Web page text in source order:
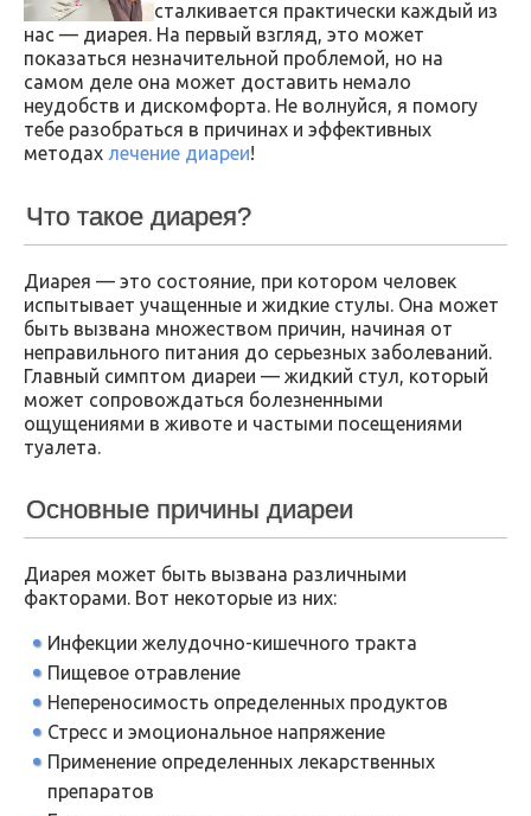
сталкивается практически каждый из
нас — диарея. На первый взгляд, это может
показаться незначительной проблемой, но на
самом деле она может доставить немало
неудобств и дискомфорта. Не волнуйся, я помогу
тебе разобраться в причинах и эффективных
методах лечение диареи!
Что такое диарея?
Диарея — это состояние, при котором человек
испытывает учащенные и жидкие стулы. Она может
быть вызвана множеством причин, начиная от
неправильного питания до серьезных заболеваний.
Главный симптом диареи — жидкий стул, который
может сопровождаться болезненными
ощущениями в животе и частыми посещениями
туалета.
Основные причины диареи
Диарея может быть вызвана различными
факторами. Вот некоторые из них:
Инфекции желудочно-кишечного тракта
Пищевое отравление
Непереносимость определенных продуктов
Стресс и эмоциональное напряжение
Применение определенных лекарственных
препаратов